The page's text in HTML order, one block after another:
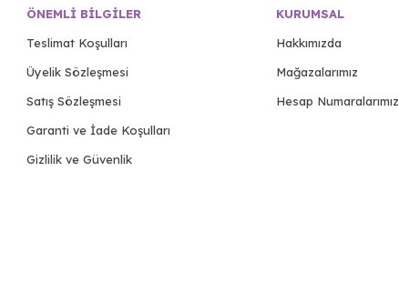
ÖNEMLI BILGILER
Teslimat Koşulları
Üyelik Sözleşmesi
Satış Sözleşmesi
Garanti ve İade Koşulları
Gizlilik ve Güvenlik
KURUMSAL
Hakkımızda
Mağazalarımız
Hesap Numaralarımız